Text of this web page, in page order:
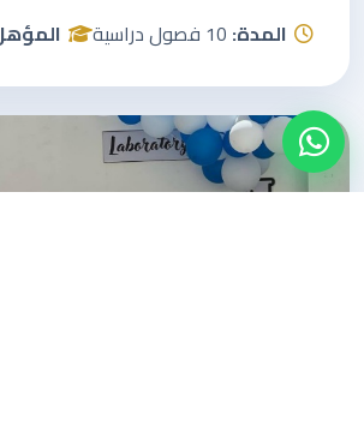
المدة:10 فصول دراسية المؤهل: